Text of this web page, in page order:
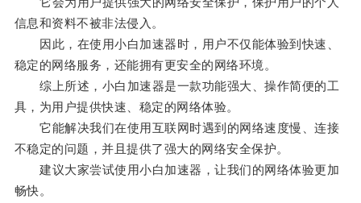
信息和资料不被非法侵入。
因此，在使用小白加速器时，用户不仅能体验到快速、
稳定的网络服务，还能拥有更安全的网络环境。
综上所述，小白加速器是一款功能强大、操作简便的工
具，为用户提供快速、稳定的网络体验。
它能解决我们在使用互联网时遇到的网络速度慢、连接
不稳定的问题，并且提供了强大的网络安全保护。
建议大家尝试使用小白加速器，让我们的网络体验更加
畅快。